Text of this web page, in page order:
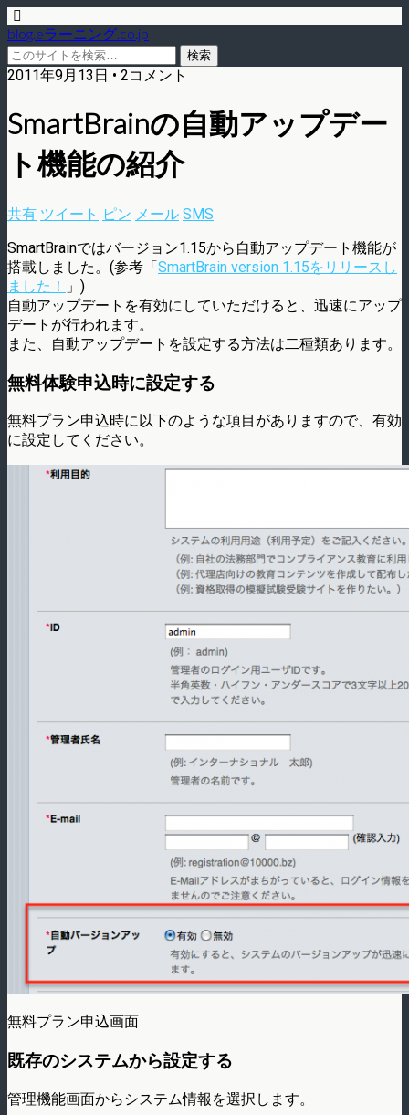
blog.eラーニング.co.jp
2011年9月13日 • 2コメント
SmartBrainの自動アップデー
ト機能の紹介
共有 ツイート ピン メール SMS
SmartBrainではバージョン1.15から自動アップデート機能が
搭載しました。(参考「SmartBrain version 1.15をリリースし
ました！
」)
自動アップデートを有効にしていただけると、迅速にアップ
デートが行われます。
また、自動アップデートを設定する方法は二種類あります。
無料体験申込時に設定する
無料プラン申込時に以下のような項目がありますので、有効
に設定してください。
無料プラン申込画面
既存のシステムから設定する
管理機能画面からシステム情報を選択します。